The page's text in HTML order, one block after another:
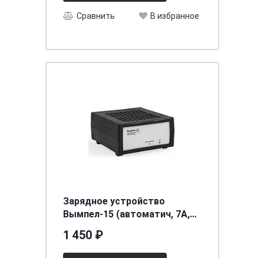
Сравнить В избранное
Зарядное устройство
Вымпел-15 (автоматич, 7А,
1 450 ₽